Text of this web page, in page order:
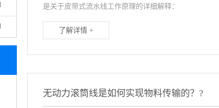
是关于皮带式流水线工作原理的详细解释：
了解详情 +
无动力滚筒线是如何实现物料传输的？?